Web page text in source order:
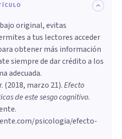
original, evitas
a tus lectores acceder
obtener más información
siempre de dar crédito a los
adecuada.
. (2018, marzo 21).Efecto
de este sesgo cognitivo.
psicologia/efecto-